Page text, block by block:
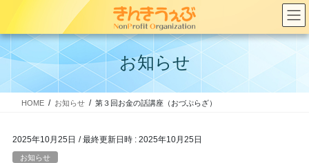
テ
ン
へ
ス
ゲ
ー
ョ
ン
お知らせ
HOME お知らせ 第３回お金の話講座（おづぷらざ）
2025年10月25日 / 最終更新日時 : 2025年10月25日
お知らせ